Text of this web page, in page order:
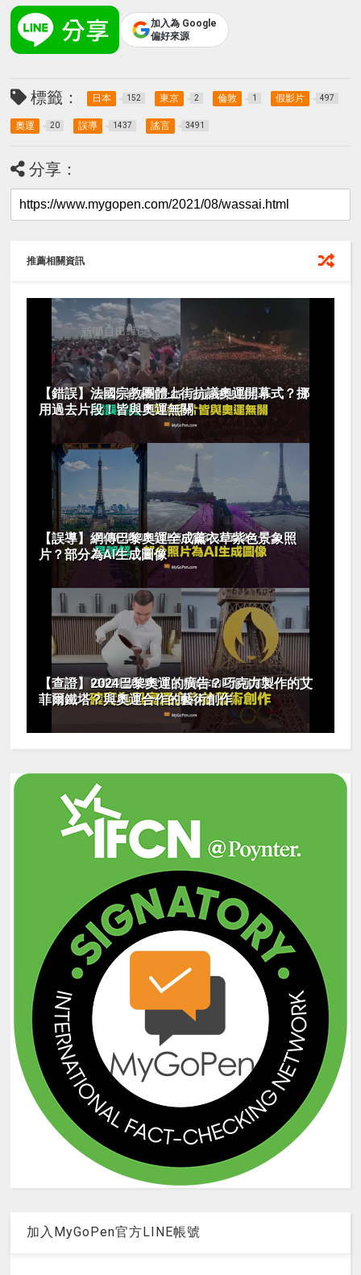
加入為 Google
偏好來源
標籤： 日本 152 東京 2 倫敦 1 假影片 497
奧運 20 誤導 1437 謠言 3491
分享：
推薦相關資訊
【錯誤】法國宗教團體上街抗議奧運開幕式？挪
用過去片段！皆與奧運無關
【誤導】網傳巴黎奧運全成薰衣草紫色景象照
片？部分為AI生成圖像
【查證】2024巴黎奧運的廣告？巧克力製作的艾
菲爾鐵塔？與奧運合作的藝術創作
加入MyGoPen官方LINE帳號